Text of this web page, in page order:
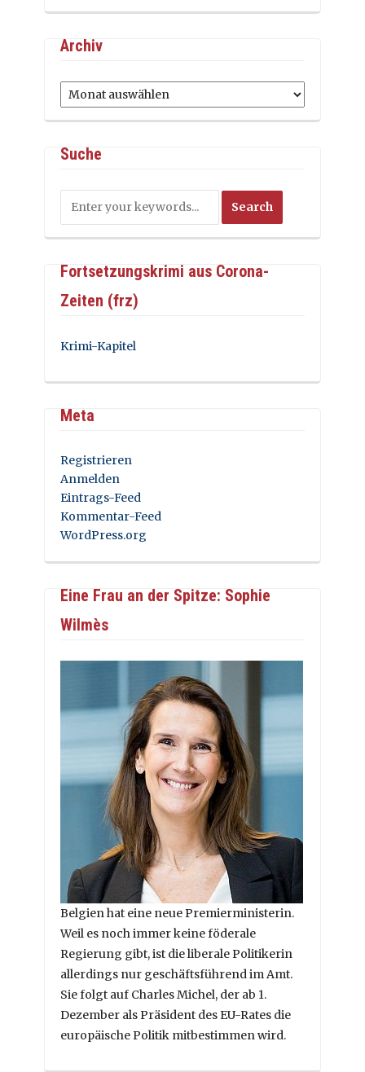
Archiv
Archiv
Suche
Fortsetzungskrimi aus Corona-
Zeiten (frz)
Krimi-Kapitel
Meta
Registrieren
Anmelden
Eintrags-Feed
Kommentar-Feed
WordPress.org
Eine Frau an der Spitze: Sophie
Wilmès
Belgien hat eine neue Premierministerin.
Weil es noch immer keine föderale
Regierung gibt, ist die liberale Politikerin
allerdings nur geschäftsführend im Amt.
Sie folgt auf Charles Michel, der ab 1.
Dezember als Präsident des EU-Rates die
europäische Politik mitbestimmen wird.